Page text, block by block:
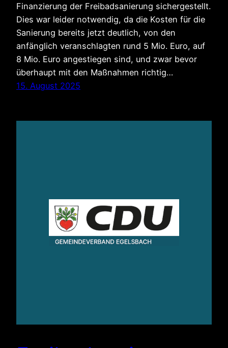
Finanzierung der Freibadsanierung sichergestellt.
Dies war leider notwendig, da die Kosten für die
Sanierung bereits jetzt deutlich, von den
anfänglich veranschlagten rund 5 Mio. Euro, auf
8 Mio. Euro angestiegen sind, und zwar bevor
überhaupt mit den Maßnahmen richtig…
15. August 2025